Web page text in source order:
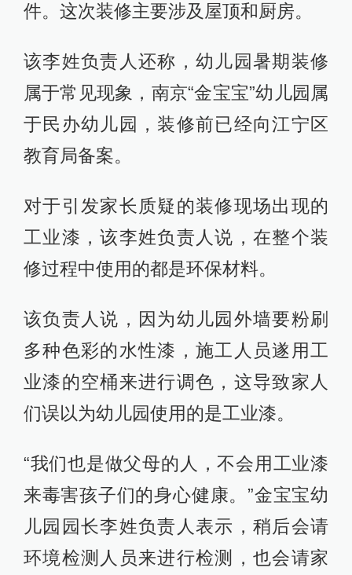
件。这次装修主要涉及屋顶和厨房。
该李姓负责人还称，幼儿园暑期装修
属于常见现象，南京“金宝宝”幼儿园属
于民办幼儿园，装修前已经向江宁区
教育局备案。
对于引发家长质疑的装修现场出现的
工业漆，该李姓负责人说，在整个装
修过程中使用的都是环保材料。
该负责人说，因为幼儿园外墙要粉刷
多种色彩的水性漆，施工人员遂用工
业漆的空桶来进行调色，这导致家人
们误以为幼儿园使用的是工业漆。
“我们也是做父母的人，不会用工业漆
来毒害孩子们的身心健康。”金宝宝幼
儿园园长李姓负责人表示，稍后会请
环境检测人员来进行检测，也会请家